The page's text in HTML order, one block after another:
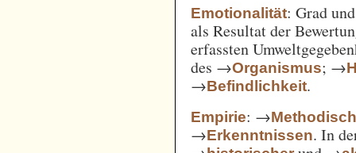
Emotionalität: Grad
als Resultat der
erfassten
des →Organismus; →
→Befindlichkeit.
Empirie: →
→Erkenntnissen. In